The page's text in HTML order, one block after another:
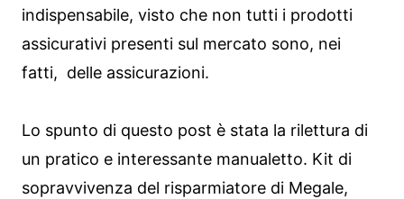
indispensabile, visto che non tutti i prodotti
assicurativi presenti sul mercato sono, nei
fatti, delle assicurazioni.
Lo spunto di questo post è stata la rilettura di
un pratico e interessante manualetto. Kit di
sopravvivenza del risparmiatore di Megale,